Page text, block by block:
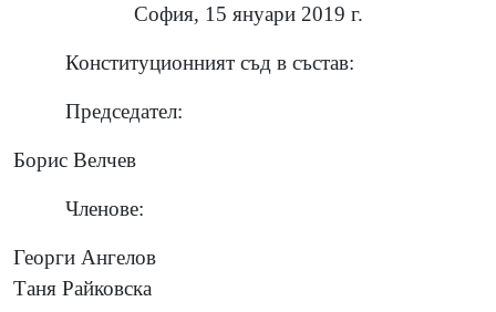
София, 15 януари 2019 г.
Конституционният съд в състав:
Председател:
Борис Велчев
Членове:
Георги Ангелов
Таня Райковска